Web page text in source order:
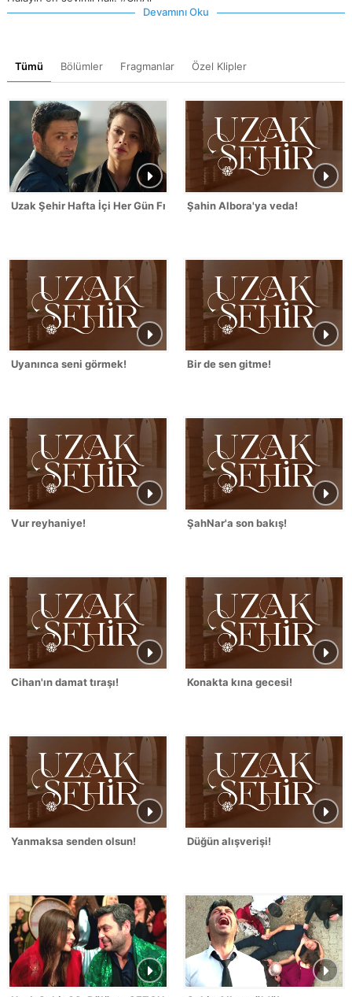
Devamını Oku
Tümü Bölümler Fragmanlar Özel Klipler
Uzak Şehir Hafta İçi Her Gün FragmanıŞahin Albora'ya veda!
Uyanınca seni görmek! Bir de sen gitme!
Vur reyhaniye! ŞahNar'a son bakış!
Cihan'ın damat tıraşı! Konakta kına gecesi!
Yanmaksa senden olsun! Düğün alışverişi!